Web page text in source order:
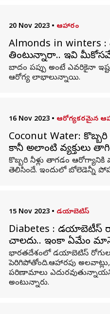
20 Nov 2023 • ఆహారం
Almonds in
తింటున్నారా.. ఇవి
బాదం పప్పు అంటే ఎవరికైనా
ఆరోగ్య లాభాలున్నాయి.
16 Nov 2023 • ఆరోగ్యకరమైన
Coconut Water:
కానీ అలాంటి వ్యక్తులు
కొబ్బరి నీళ్లు తాగడం
తెలిసిందే. ఇందులో బోలెడెన్నీ
15 Nov 2023 • డయాబెటిస్
Diabetes : డయాబెటీస్
చాలదు.. ఇంకా ఏమేం
భారతదేశంలో డయాబెటిస్ రోగుల
పెరిగిపోతోంది.ఆహారపు
పరిణామాలు
అంటున్నారు.